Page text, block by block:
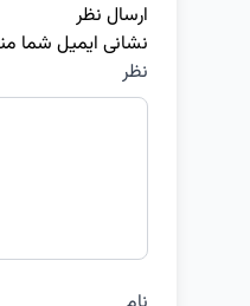
ارسال نظر
نشانی ایمیل شما
نظر